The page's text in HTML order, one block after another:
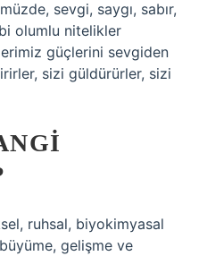
sevgi, saygı, sabır,
olumlu nitelikler
güçlerini sevgiden
sizi güldürürler, sizi
ruhsal, biyokimyasal
gelişme ve